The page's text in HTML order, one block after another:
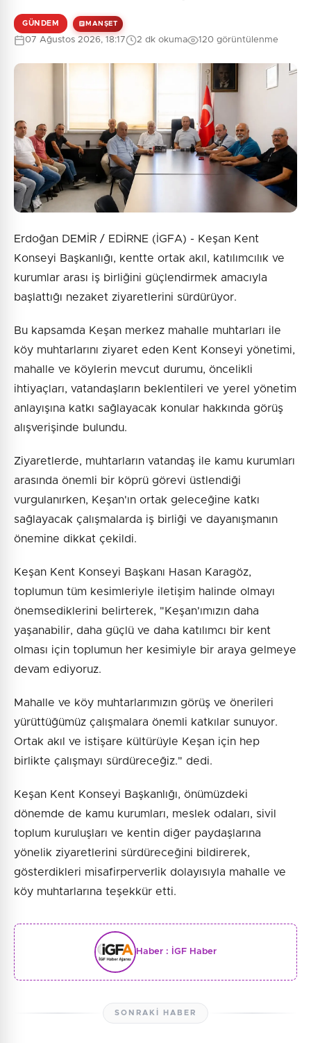
GÜNDEM MANŞET
07 Ağustos 2026, 18:17 2 dk okuma 120 görüntülenme
Erdoğan DEMİR / EDİRNE (İGFA) - Keşan Kent
Konseyi Başkanlığı, kentte ortak akıl, katılımcılık ve
kurumlar arası iş birliğini güçlendirmek amacıyla
başlattığı nezaket ziyaretlerini sürdürüyor.
Bu kapsamda Keşan merkez mahalle muhtarları ile
köy muhtarlarını ziyaret eden Kent Konseyi yönetimi,
mahalle ve köylerin mevcut durumu, öncelikli
ihtiyaçları, vatandaşların beklentileri ve yerel yönetim
anlayışına katkı sağlayacak konular hakkında görüş
alışverişinde bulundu.
Ziyaretlerde, muhtarların vatandaş ile kamu kurumları
arasında önemli bir köprü görevi üstlendiği
vurgulanırken, Keşan'ın ortak geleceğine katkı
sağlayacak çalışmalarda iş birliği ve dayanışmanın
önemine dikkat çekildi.
Keşan Kent Konseyi Başkanı Hasan Karagöz,
toplumun tüm kesimleriyle iletişim halinde olmayı
önemsediklerini belirterek, "Keşan'ımızın daha
yaşanabilir, daha güçlü ve daha katılımcı bir kent
olması için toplumun her kesimiyle bir araya gelmeye
devam ediyoruz.
Mahalle ve köy muhtarlarımızın görüş ve önerileri
yürüttüğümüz çalışmalara önemli katkılar sunuyor.
Ortak akıl ve istişare kültürüyle Keşan için hep
birlikte çalışmayı sürdüreceğiz." dedi.
Keşan Kent Konseyi Başkanlığı, önümüzdeki
dönemde de kamu kurumları, meslek odaları, sivil
toplum kuruluşları ve kentin diğer paydaşlarına
yönelik ziyaretlerini sürdüreceğini bildirerek,
gösterdikleri misafirperverlik dolayısıyla mahalle ve
köy muhtarlarına teşekkür etti.
Haber : İGF Haber
SONRAKI HABER